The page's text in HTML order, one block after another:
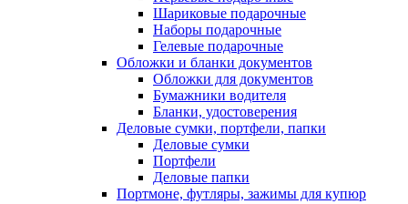
Шариковые подарочные
Наборы подарочные
Гелевые подарочные
Обложки и бланки документов
Обложки для документов
Бумажники водителя
Бланки, удостоверения
Деловые сумки, портфели, папки
Деловые сумки
Портфели
Деловые папки
Портмоне, футляры, зажимы для купюр